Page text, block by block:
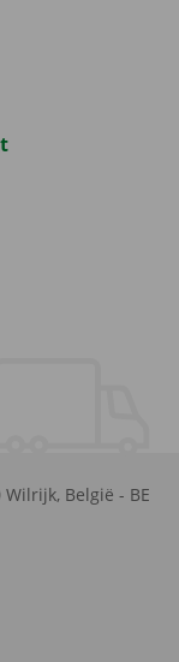
Wilrijk, België - BE